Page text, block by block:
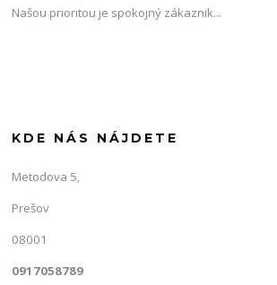
Našou prioritou je spokojný zákaznik...
KDE NÁS NÁJDETE
Metodova 5,
Prešov
08001
0917058789